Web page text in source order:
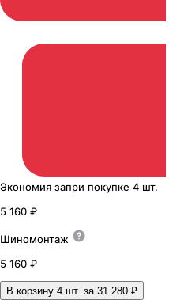
Экономия запри покупке 4 шт.
5 160 ₽
Шиномонтаж
5 160 ₽
В корзину 4 шт. за 31 280 ₽